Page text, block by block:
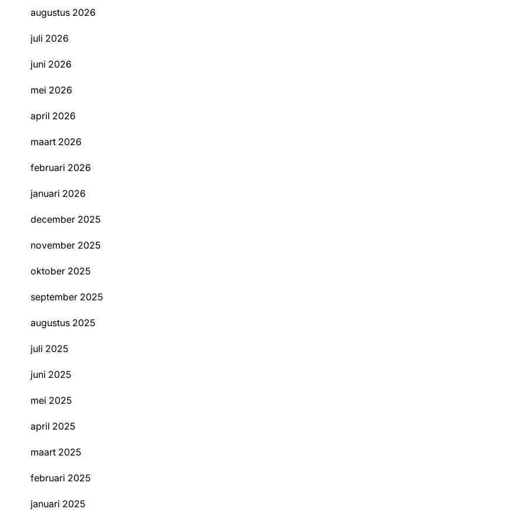
augustus 2026
juli 2026
juni 2026
mei 2026
april 2026
maart 2026
februari 2026
januari 2026
december 2025
november 2025
oktober 2025
september 2025
augustus 2025
juli 2025
juni 2025
mei 2025
april 2025
maart 2025
februari 2025
januari 2025